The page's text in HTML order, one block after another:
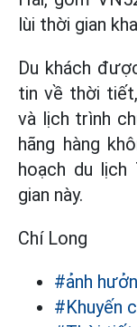
lùi thời gian
Du khách
tin về thời
và lịch trình
hãng hàng
hoạch du lịch
gian này.
Chí Long
#ảnh
#Khuyến